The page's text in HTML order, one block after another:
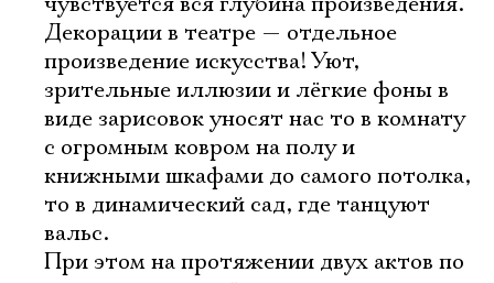
Декорации в театре — отдельное
произведение искусства! Уют,
зрительные иллюзии и лёгкие фоны в
виде зарисовок уносят нас то в комнату
с огромным ковром на полу и
книжными шкафами до самого потолка,
то в динамический сад, где танцуют
вальс.
При этом на протяжении двух актов по